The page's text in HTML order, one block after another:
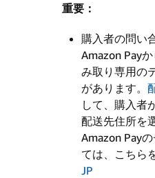
重要：
購入者の問い
Amazon Pay
み取り専用の
があります。
して、購入者
配送先住所を
Amazon Pay
ては、こちら
JP